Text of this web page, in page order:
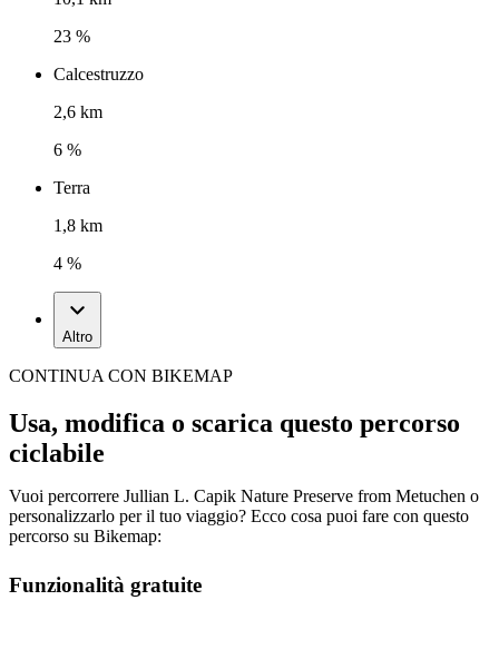
23 %
Calcestruzzo
2,6 km
6 %
Terra
1,8 km
4 %
Altro
CONTINUA CON BIKEMAP
Usa, modifica o scarica questo percorso
ciclabile
Vuoi percorrere Jullian L. Capik Nature Preserve from Metuchen o
personalizzarlo per il tuo viaggio? Ecco cosa puoi fare con questo
percorso su Bikemap:
Funzionalità gratuite